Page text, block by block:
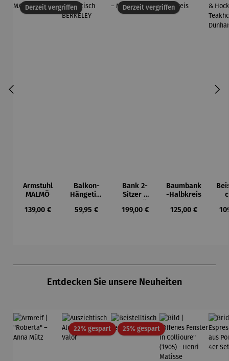
Derzeit vergriffen
Armstuhl
MALMÖ
Regulärer Preis:
139,00 €
Balkon-
Hängetisc
BERKELEY
Regulärer Preis:
59,95 €
Derzeit vergriffen
Bank 2-
Sitzer –
Regulärer Preis:
199,00 €
Baumbank
-Halbkreis
Regulärer Preis:
125,00 €
Entdecken Sie unsere Neuheiten
22% gespartRabatt25% gespartRabatt